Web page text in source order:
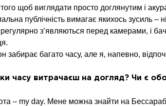
щоб виглядати просто доглянутим і
публічність вимагає якихось зусиль
з’являються перед камерами, і
забирає багато часу, але я, напевно,
часу витрачаєш на догляд? Чи є
– my day. Мене можна знайти на